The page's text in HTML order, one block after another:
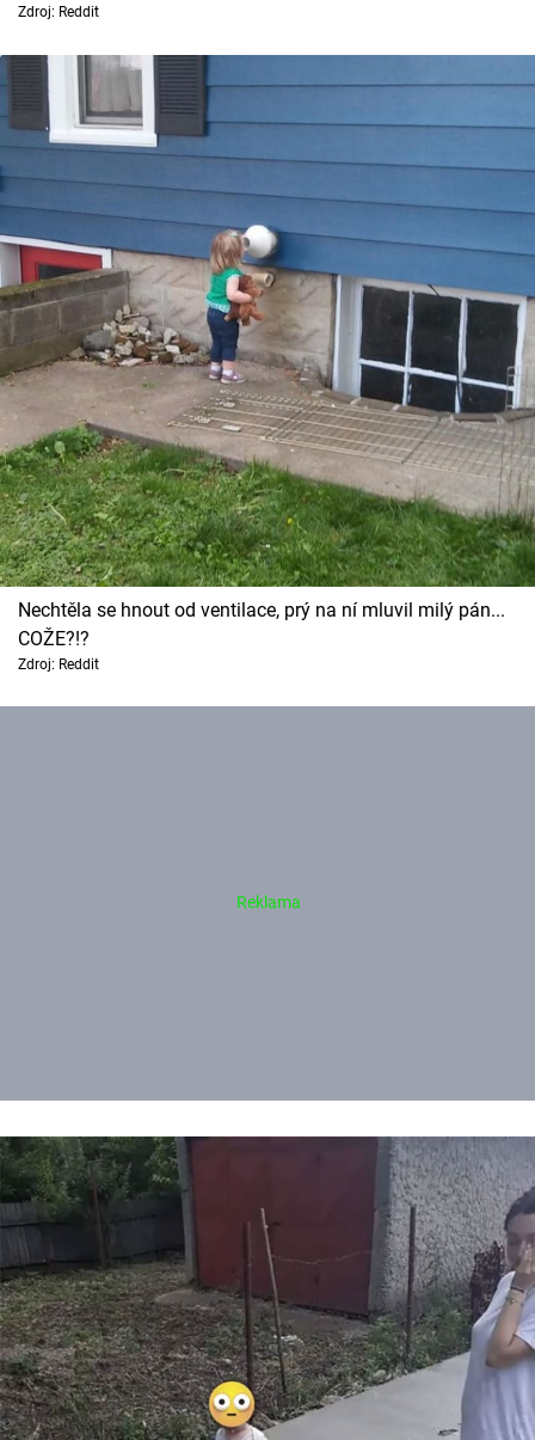
Zdroj: Reddit
Nechtěla se hnout od ventilace, prý na ní mluvil milý pán...
COŽE?!?
Zdroj: Reddit